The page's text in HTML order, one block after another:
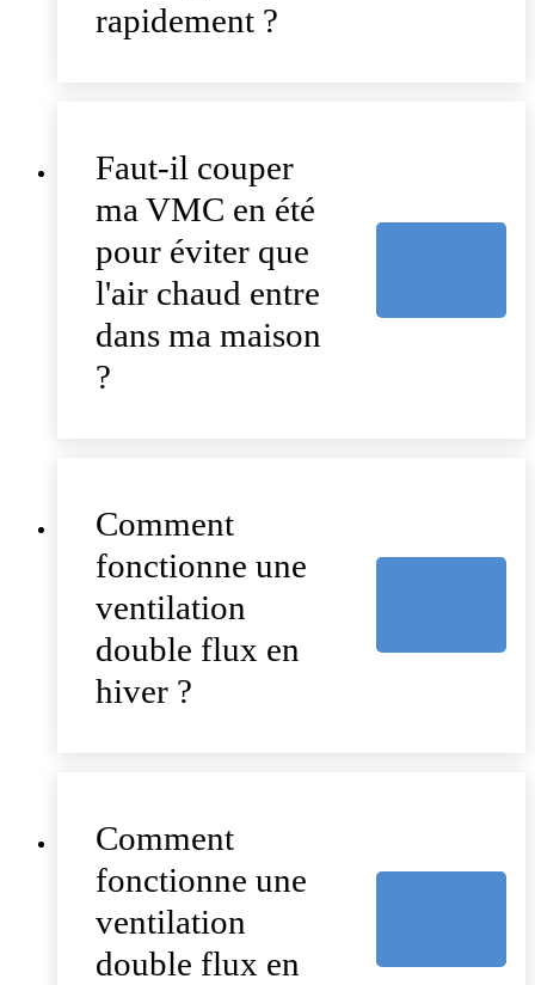
rapidement ?
Faut-il couper
ma VMC en été
pour éviter que
l'air chaud entre
dans ma maison
?
Comment
fonctionne une
ventilation
double flux en
hiver ?
Comment
fonctionne une
ventilation
double flux en